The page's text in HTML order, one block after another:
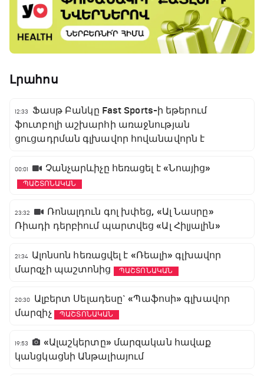
Լրահոս
12:33
Ֆասթ Բանկը Fast Sports-ի եթերում
ֆուտբոլի աշխարհի առաջնության
ցուցադրման գլխավոր հովանավորն է
00:01 Չանչարևիչը հեռացել է «Նոայից»
ՊԱՇՏՈՆԱԿԱՆ
23:32
Ռոնալդուն գոլ խփեց, «Ալ Նասրը»
Ռիադի դերբիում պարտվեց «Ալ Հիլյալին»
21:34 Ալոնսոն հեռացվել է «Ռեալի» գլխավոր
մարզչի պաշտոնից
ՊԱՇՏՈՆԱԿԱՆ
20:30
Ալբերտ Սելադեսը` «Պաֆոսի» գլխավոր
մարզիչ
ՊԱՇՏՈՆԱԿԱՆ
19:53
«Ալաշկերտը» մարզական հավաք
կանցկացնի Անթալիայում